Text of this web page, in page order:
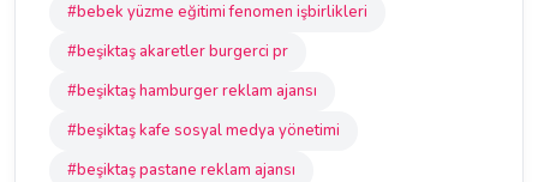
#bebek yüzme eğitimi fenomen işbirlikleri
#beşiktaş akaretler burgerci pr
#beşiktaş hamburger reklam ajansı
#beşiktaş kafe sosyal medya yönetimi
#beşiktaş pastane reklam ajansı